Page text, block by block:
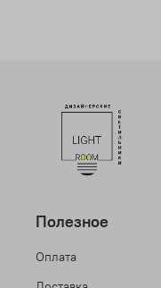
Полезное
Оплата